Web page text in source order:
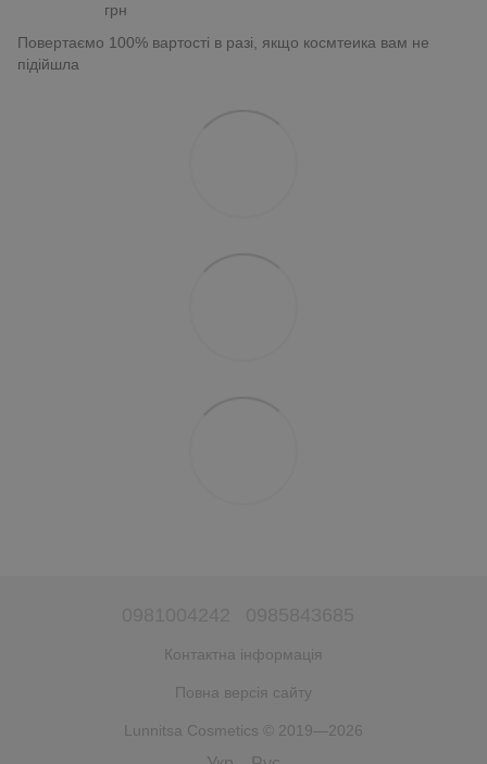
грн
Повертаємо 100% вартості в разі, якщо космтеика вам не
підійшла
Контактна інформація
Повна версія сайту
Lunnitsa Cosmetics © 2019—2026